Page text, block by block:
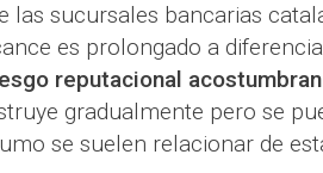
las sucursales bancarias
es prolongado a
reputacional
gradualmente pero se
se suelen relacionar de